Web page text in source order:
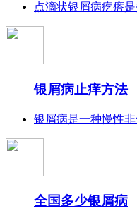
点滴状银屑病疙瘩
银屑病止痒方法
银屑病是一种慢性
全国多少银屑病